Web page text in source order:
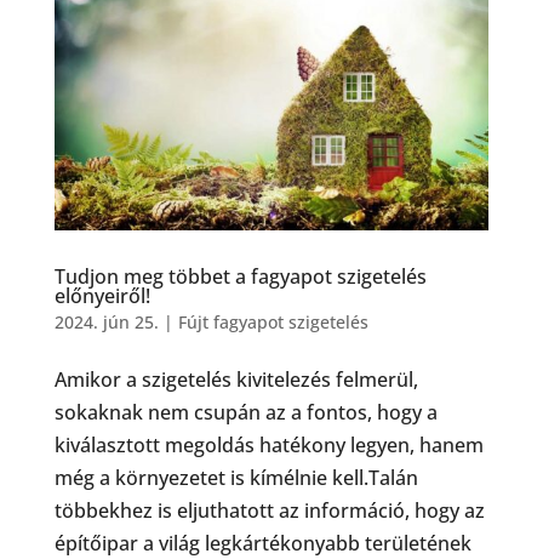
Tudjon meg többet a fagyapot szigetelés
előnyeiről!
2024. jún 25. | Fújt fagyapot szigetelés
Amikor a szigetelés kivitelezés felmerül,
sokaknak nem csupán az a fontos, hogy a
kiválasztott megoldás hatékony legyen, hanem
még a környezetet is kímélnie kell.Talán
többekhez is eljuthatott az információ, hogy az
építőipar a világ legkártékonyabb területének